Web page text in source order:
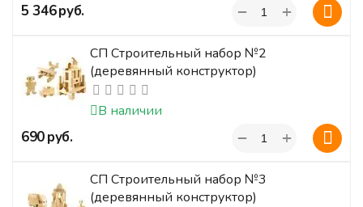
‍5 346‍руб. +
−
СП Строительный набор №2
(деревянный конструктор)
В наличии
‍690‍руб. +
−
СП Строительный набор №3
(деревянный конструктор)